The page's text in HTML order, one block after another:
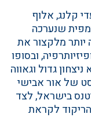
קלנג, אלוף
שנערכה
יותר מלקצור את
ובסופו
גדול וגאווה
של אור אבישי
בישראל, לצד
לקראת